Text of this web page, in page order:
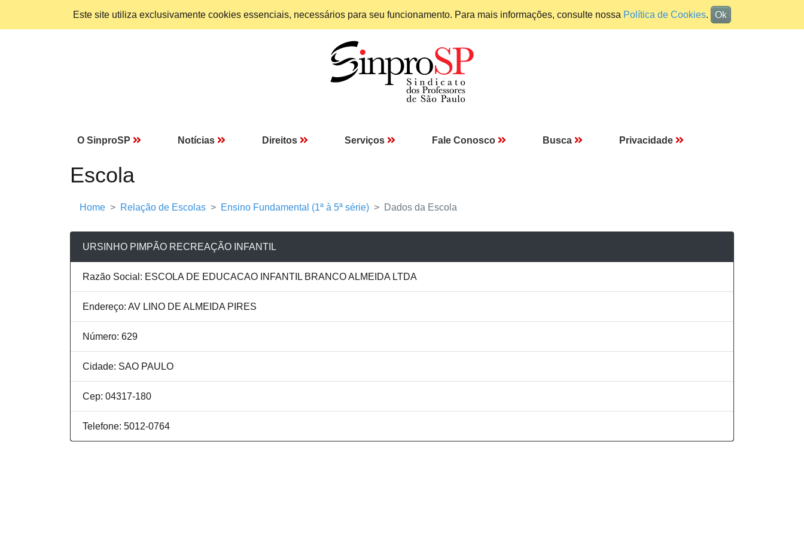
Este site utiliza exclusivamente cookies essenciais, necessários para seu funcionamento. Para mais informações, consulte nossa Política de Cookies. Ok
O SinproSP Notícias Direitos Serviços Fale Conosco Busca Privacidade
Escola
Home Relação de Escolas Ensino Fundamental (1ª à 5ª série) Dados da Escola
URSINHO PIMPÃO RECREAÇÃO INFANTIL
Razão Social: ESCOLA DE EDUCACAO INFANTIL BRANCO ALMEIDA LTDA
Endereço: AV LINO DE ALMEIDA PIRES
Número: 629
Cidade: SAO PAULO
Cep: 04317-180
Telefone: 5012-0764